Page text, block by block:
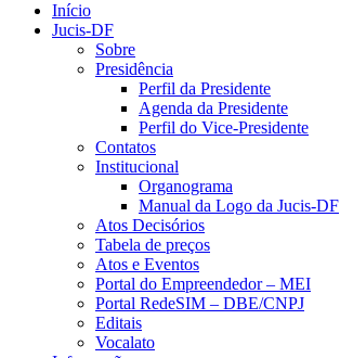
Início
Jucis-DF
Sobre
Presidência
Perfil da Presidente
Agenda da Presidente
Perfil do Vice-Presidente
Contatos
Institucional
Organograma
Manual da Logo da Jucis-DF
Atos Decisórios
Tabela de preços
Atos e Eventos
Portal do Empreendedor – MEI
Portal RedeSIM – DBE/CNPJ
Editais
Vocalato